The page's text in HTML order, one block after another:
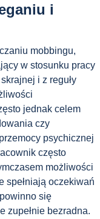
i
mobbingu,
w stosunku pracy
i z reguły
jednak celem
czy
psychicznej
często
możliwości
spełniają oczekiwań
się
zupełnie bezradna.